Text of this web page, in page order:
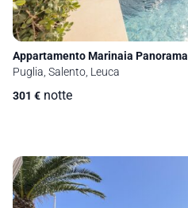
Appartamento Marinaia Panorama
Puglia, Salento, Leuca
301 € notte